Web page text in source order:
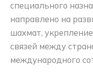
специального
направлено на
шахмат,
связей между
международного